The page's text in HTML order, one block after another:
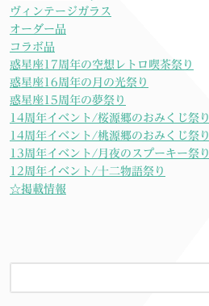
ヴィンテージガラス
オーダー品
コラボ品
惑星座17周年の空想レトロ喫茶祭り
惑星座16周年の月の光祭り
惑星座15周年の夢祭り
14周年イベント/桜源郷のおみくじ祭り
14周年イベント/桃源郷のおみくじ祭り
13周年イベント/月夜のスプーキー祭り
12周年イベント/十二物語祭り
☆掲載情報